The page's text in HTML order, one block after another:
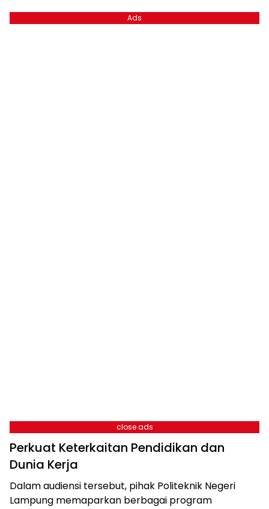
Ads
close ads
Perkuat Keterkaitan Pendidikan dan
Dunia Kerja
Dalam audiensi tersebut, pihak Politeknik Negeri
Lampung memaparkan berbagai program